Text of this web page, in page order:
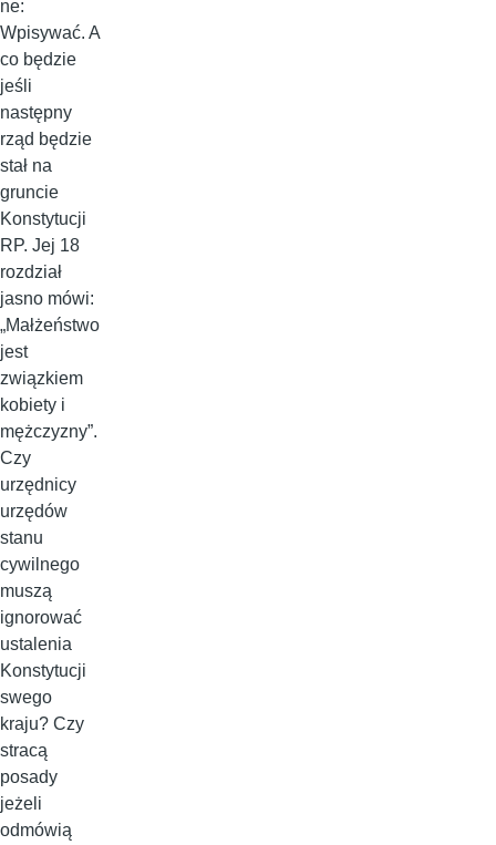
ne:
Wpisywać. A
co będzie
jeśli
następny
rząd będzie
stał na
gruncie
Konstytucji
RP. Jej 18
rozdział
jasno mówi:
„Małżeństwo
jest
związkiem
kobiety i
mężczyzny”.
Czy
urzędnicy
urzędów
stanu
cywilnego
muszą
ignorować
ustalenia
Konstytucji
swego
kraju? Czy
stracą
posady
jeżeli
odmówią